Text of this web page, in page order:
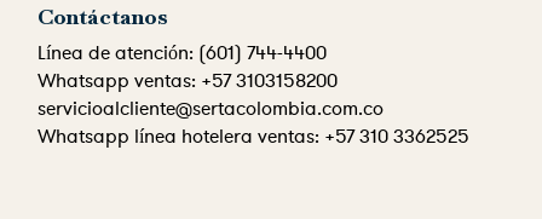
Contáctanos
Línea de atención: (601) 744-4400
Whatsapp ventas: +57 3103158200
servicioalcliente@sertacolombia.com.co
Whatsapp línea hotelera ventas: +57 310 3362525